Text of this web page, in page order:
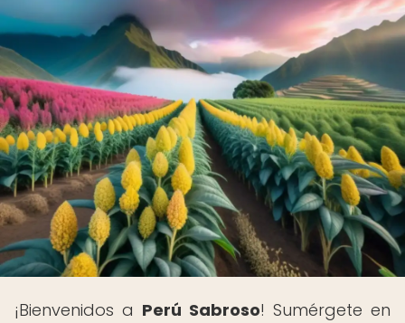
¡Bienvenidos a Perú Sabroso! Sumérgete en